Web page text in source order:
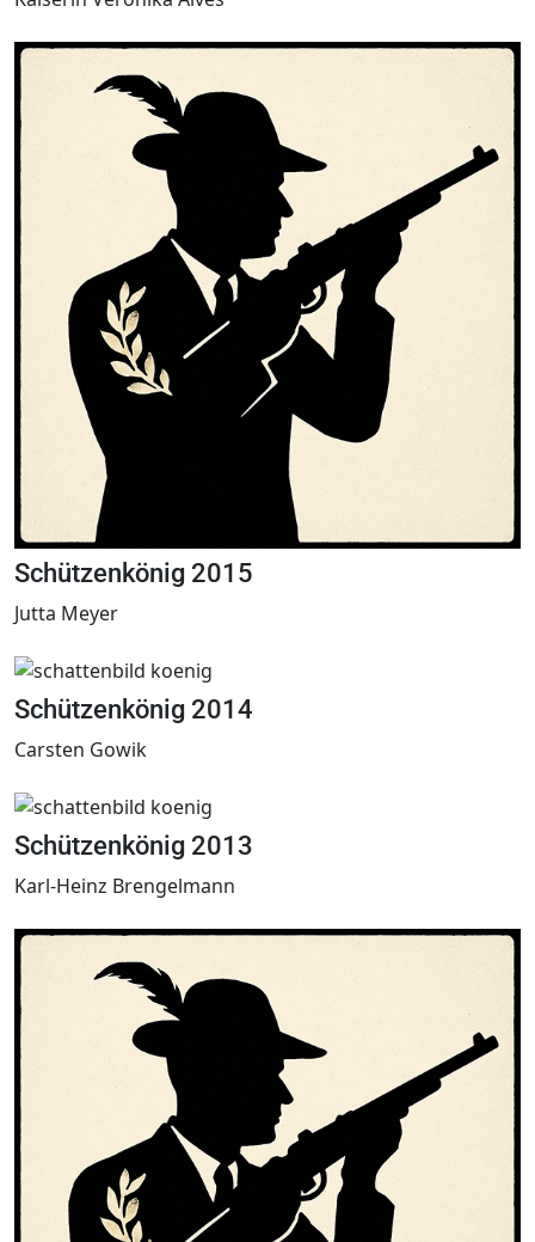
Schützenkönig 2015
Jutta Meyer
Schützenkönig 2014
Carsten Gowik
Schützenkönig 2013
Karl-Heinz Brengelmann